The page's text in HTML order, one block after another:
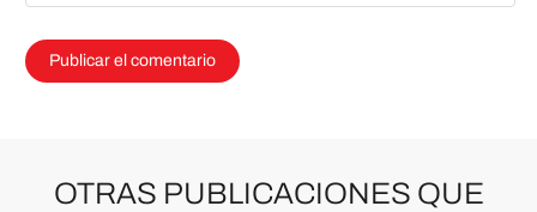
OTRAS PUBLICACIONES QUE